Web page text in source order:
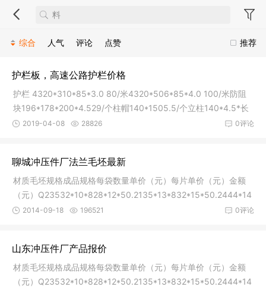
推荐
综合 人气 评论 点赞
护栏板，高速公路护栏价格
护栏 4320*310*85*3.0 80/米4320*506*85*4.0 100/米防阻
块196*178*200*4.529/个柱帽140*1505.5/个立柱140*4.5*长
度50/米
0评论
2019-04-08 28826
聊城冲压件厂法兰毛坯最新
材质毛坯规格成品规格每袋数量单价（元）每片单价（元）金额
（元）Q23532*10*828*12*50.2135*13*832*15*50.2444*14
*840*16*60.35
0评论
2014-09-18 196521
山东冲压件厂产品报价
材质毛坯规格成品规格每袋数量单价（元）每片单价（元）金额
（元）Q23532*10*828*12*50.2135*13*832*15*50.2444*14